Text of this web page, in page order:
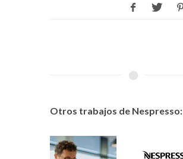
Otros trabajos de Nespresso: